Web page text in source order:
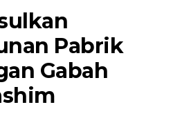
Pabrik
Gabah